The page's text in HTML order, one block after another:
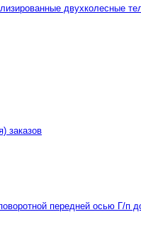
двухколесные
заказов
передней осью Г/п